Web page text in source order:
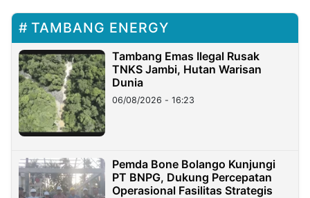
TAMBANG ENERGY
Tambang Emas Ilegal Rusak
TNKS Jambi, Hutan Warisan
Dunia
06/08/2026 - 16:23
Pemda Bone Bolango Kunjungi
PT BNPG, Dukung Percepatan
Operasional Fasilitas Strategis